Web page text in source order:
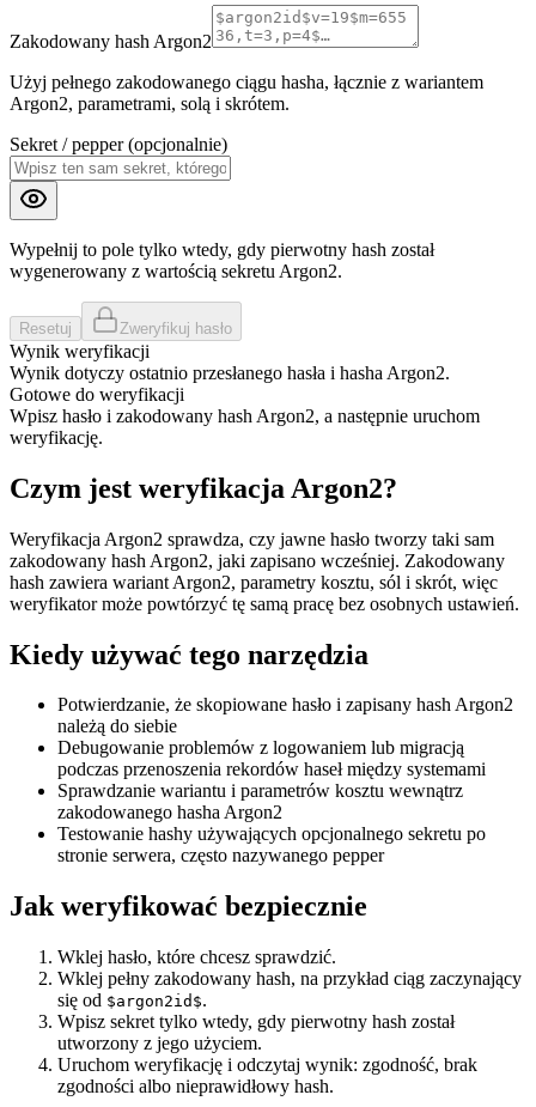
Zakodowany hash Argon2
Użyj pełnego zakodowanego ciągu hasha, łącznie z wariantem
Argon2, parametrami, solą i skrótem.
Sekret / pepper (opcjonalnie)
Wypełnij to pole tylko wtedy, gdy pierwotny hash został
wygenerowany z wartością sekretu Argon2.
Resetuj Zweryfikuj hasło
Wynik weryfikacji
Wynik dotyczy ostatnio przesłanego hasła i hasha Argon2.
Gotowe do weryfikacji
Wpisz hasło i zakodowany hash Argon2, a następnie uruchom
weryfikację.
Czym jest weryfikacja Argon2?
Weryfikacja Argon2 sprawdza, czy jawne hasło tworzy taki sam
zakodowany hash Argon2, jaki zapisano wcześniej. Zakodowany
hash zawiera wariant Argon2, parametry kosztu, sól i skrót, więc
weryfikator może powtórzyć tę samą pracę bez osobnych ustawień.
Kiedy używać tego narzędzia
Potwierdzanie, że skopiowane hasło i zapisany hash Argon2
należą do siebie
Debugowanie problemów z logowaniem lub migracją
podczas przenoszenia rekordów haseł między systemami
Sprawdzanie wariantu i parametrów kosztu wewnątrz
zakodowanego hasha Argon2
Testowanie hashy używających opcjonalnego sekretu po
stronie serwera, często nazywanego pepper
Jak weryfikować bezpiecznie
Wklej hasło, które chcesz sprawdzić.
Wklej pełny zakodowany hash, na przykład ciąg zaczynający
się od $argon2id$.
Wpisz sekret tylko wtedy, gdy pierwotny hash został
utworzony z jego użyciem.
Uruchom weryfikację i odczytaj wynik: zgodność, brak
zgodności albo nieprawidłowy hash.